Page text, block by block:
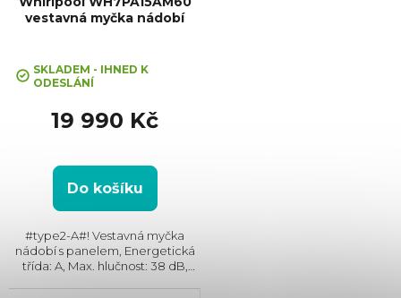
vestavná myčka nádobí
hodnocení
4,0
5
hvězdiček.
SKLADEM - IHNED K
ODESLÁNÍ
19 990 Kč
Do košíku
#type2-A#! Vestavná myčka
nádobí s panelem, Energetická
třída: A, Max. hlučnost: 38 dB,